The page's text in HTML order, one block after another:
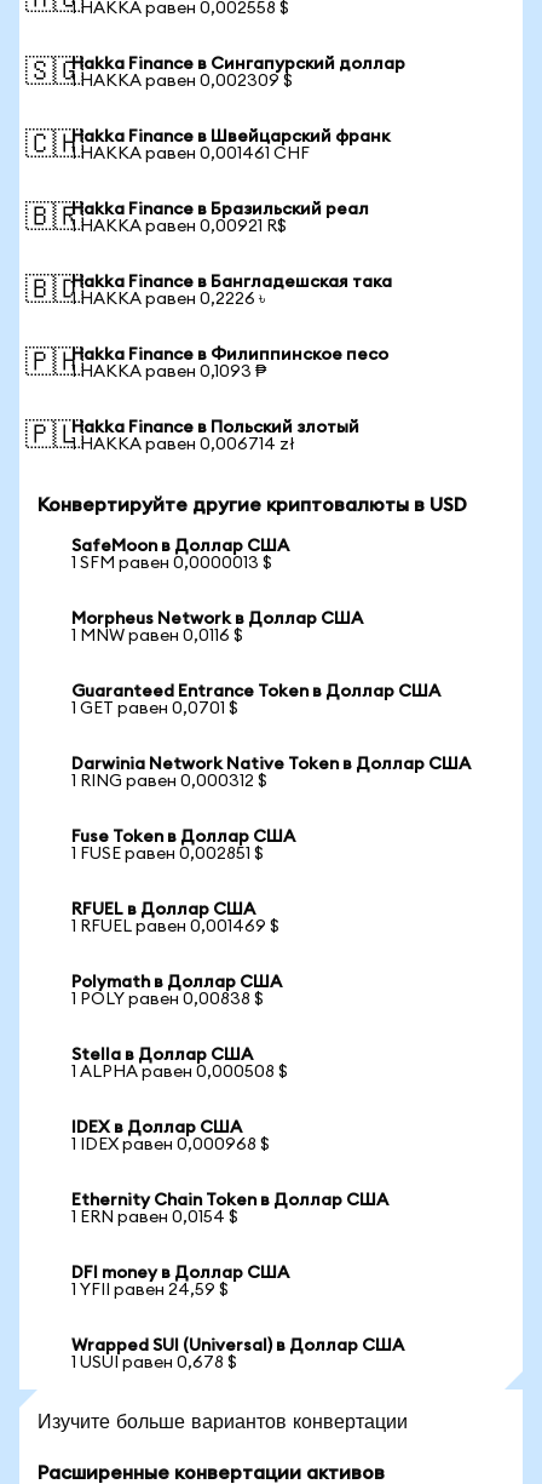
1 HAKKA равен 0,002558 $
🇸🇬Hakka Finance в Сингапурский доллар
1 HAKKA равен 0,002309 $
🇨🇭Hakka Finance в Швейцарский франк
1 HAKKA равен 0,001461 CHF
🇧🇷Hakka Finance в Бразильский реал
1 HAKKA равен 0,00921 R$
🇧🇩Hakka Finance в Бангладешская така
1 HAKKA равен 0,2226 ৳
🇵🇭Hakka Finance в Филиппинское песо
1 HAKKA равен 0,1093 ₱
🇵🇱Hakka Finance в Польский злотый
1 HAKKA равен 0,006714 zł
Конвертируйте другие криптовалюты в USD
SafeMoon в Доллар США
1 SFM равен 0,0000013 $
Morpheus Network в Доллар США
1 MNW равен 0,0116 $
Guaranteed Entrance Token в Доллар США
1 GET равен 0,0701 $
Darwinia Network Native Token в Доллар США
1 RING равен 0,000312 $
Fuse Token в Доллар США
1 FUSE равен 0,002851 $
RFUEL в Доллар США
1 RFUEL равен 0,001469 $
Polymath в Доллар США
1 POLY равен 0,00838 $
Stella в Доллар США
1 ALPHA равен 0,000508 $
IDEX в Доллар США
1 IDEX равен 0,000968 $
Ethernity Chain Token в Доллар США
1 ERN равен 0,0154 $
DFI money в Доллар США
1 YFII равен 24,59 $
Wrapped SUI (Universal) в Доллар США
1 USUI равен 0,678 $
Изучите больше вариантов конвертации
Расширенные конвертации активов